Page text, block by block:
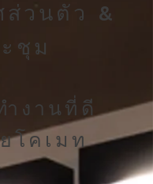
วนตัว &
ชุม
ำงานที่ดี
โคเมท